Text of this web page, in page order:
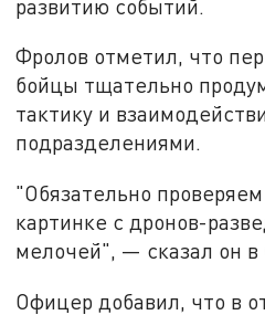
развитию событий.
Фролов отметил, что
бойцы тщательно
тактику и
подразделениями.
"Обязательно
картинке с дронов-
мелочей", — сказал он в
Офицер добавил, что в